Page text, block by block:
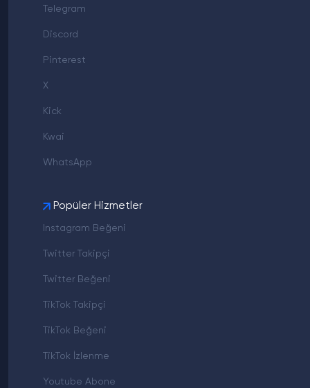
Telegram
Discord
Pinterest
X
Kick
Kwai
WhatsApp
Popüler Hizmetler
Instagram Beğeni
Twitter Takipçi
Twitter Beğeni
TikTok Takipçi
TikTok Beğeni
TikTok İzlenme
Youtube Abone